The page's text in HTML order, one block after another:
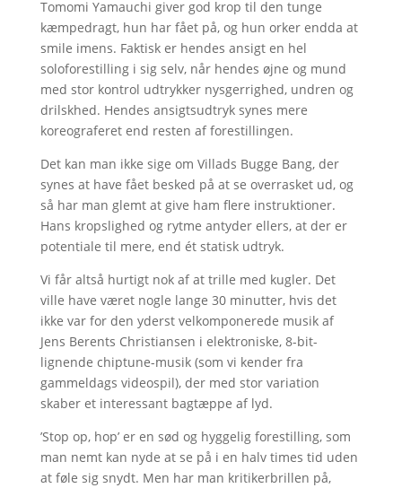
Tomomi Yamauchi giver god krop til den tunge
kæmpedragt, hun har fået på, og hun orker endda at
smile imens. Faktisk er hendes ansigt en hel
soloforestilling i sig selv, når hendes øjne og mund
med stor kontrol udtrykker nysgerrighed, undren og
drilskhed. Hendes ansigtsudtryk synes mere
koreograferet end resten af forestillingen.
Det kan man ikke sige om Villads Bugge Bang, der
synes at have fået besked på at se overrasket ud, og
så har man glemt at give ham flere instruktioner.
Hans kropslighed og rytme antyder ellers, at der er
potentiale til mere, end ét statisk udtryk.
Vi får altså hurtigt nok af at trille med kugler. Det
ville have været nogle lange 30 minutter, hvis det
ikke var for den yderst velkomponerede musik af
Jens Berents Christiansen i elektroniske, 8-bit-
lignende chiptune-musik (som vi kender fra
gammeldags videospil), der med stor variation
skaber et interessant bagtæppe af lyd.
’Stop op, hop’ er en sød og hyggelig forestilling, som
man nemt kan nyde at se på i en halv times tid uden
at føle sig snydt. Men har man kritikerbrillen på,